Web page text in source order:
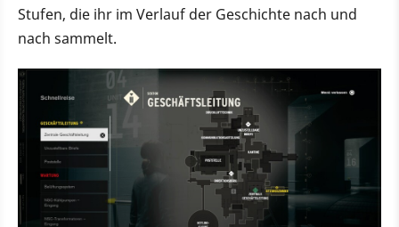
Stufen, die ihr im Verlauf der Geschichte nach und
nach sammelt.